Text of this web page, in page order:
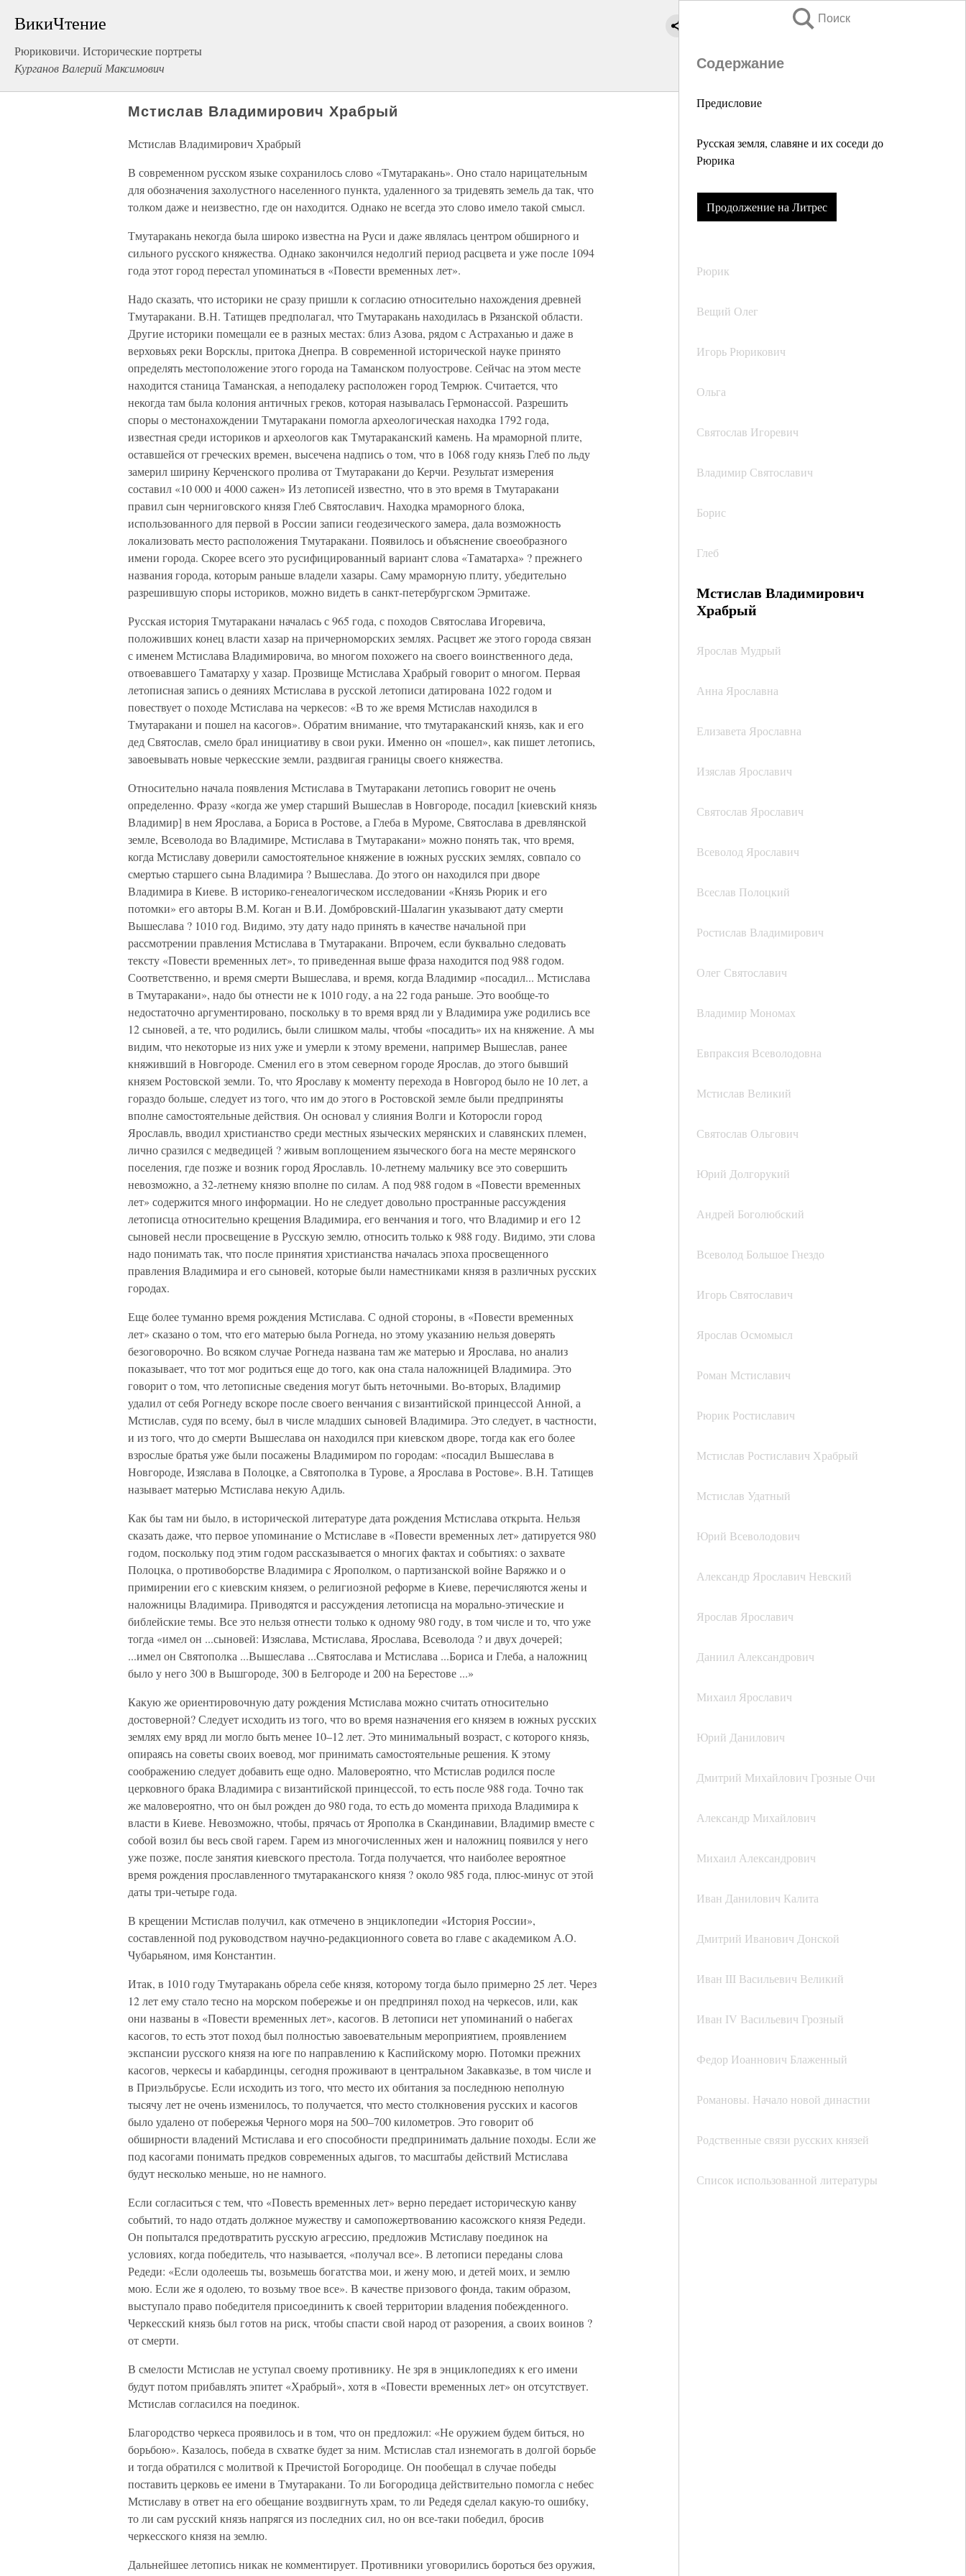
ВикиЧтение
Рюриковичи. Исторические портреты
Курганов Валерий Максимович
Поиск
Содержание
Предисловие
Русская земля, славяне и их соседи до
Рюрика
Продолжение на Литрес
Рюрик
Вещий Олег
Игорь Рюрикович
Ольга
Святослав Игоревич
Владимир Святославич
Борис
Глеб
Мстислав Владимирович
Храбрый
Ярослав Мудрый
Анна Ярославна
Елизавета Ярославна
Изяслав Ярославич
Святослав Ярославич
Всеволод Ярославич
Всеслав Полоцкий
Ростислав Владимирович
Олег Святославич
Владимир Мономах
Евпраксия Всеволодовна
Мстислав Великий
Святослав Ольгович
Юрий Долгорукий
Андрей Боголюбский
Всеволод Большое Гнездо
Игорь Святославич
Ярослав Осмомысл
Роман Мстиславич
Рюрик Ростиславич
Мстислав Ростиславич Храбрый
Мстислав Удатный
Юрий Всеволодович
Александр Ярославич Невский
Ярослав Ярославич
Даниил Александрович
Михаил Ярославич
Юрий Данилович
Дмитрий Михайлович Грозные Очи
Александр Михайлович
Михаил Александрович
Иван Данилович Калита
Дмитрий Иванович Донской
Иван III Васильевич Великий
Иван IV Васильевич Грозный
Федор Иоаннович Блаженный
Романовы. Начало новой династии
Родственные связи русских князей
Список использованной литературы
Мстислав Владимирович Храбрый
Мстислав Владимирович Храбрый
В современном русском языке сохранилось слово «Тмутаракань». Оно стало нарицательным
для обозначения захолустного населенного пункта, удаленного за тридевять земель да так, что
толком даже и неизвестно, где он находится. Однако не всегда это слово имело такой смысл.
Тмутаракань некогда была широко известна на Руси и даже являлась центром обширного и
сильного русского княжества. Однако закончился недолгий период расцвета и уже после 1094
года этот город перестал упоминаться в «Повести временных лет».
Надо сказать, что историки не сразу пришли к согласию относительно нахождения древней
Тмутаракани. В.Н. Татищев предполагал, что Тмутаракань находилась в Рязанской области.
Другие историки помещали ее в разных местах: близ Азова, рядом с Астраханью и даже в
верховьях реки Ворсклы, притока Днепра. В современной исторической науке принято
определять местоположение этого города на Таманском полуострове. Сейчас на этом месте
находится станица Таманская, а неподалеку расположен город Темрюк. Считается, что
некогда там была колония античных греков, которая называлась Гермонассой. Разрешить
споры о местонахождении Тмутаракани помогла археологическая находка 1792 года,
известная среди историков и археологов как Тмутараканский камень. На мраморной плите,
оставшейся от греческих времен, высечена надпись о том, что в 1068 году князь Глеб по льду
замерил ширину Керченского пролива от Тмутаракани до Керчи. Результат измерения
составил «10 000 и 4000 сажен» Из летописей известно, что в это время в Тмутаракани
правил сын черниговского князя Глеб Святославич. Находка мраморного блока,
использованного для первой в России записи геодезического замера, дала возможность
локализовать место расположения Тмутаракани. Появилось и объяснение своеобразного
имени города. Скорее всего это русифицированный вариант слова «Таматарха» ? прежнего
названия города, которым раньше владели хазары. Саму мраморную плиту, убедительно
разрешившую споры историков, можно видеть в санкт-петербургском Эрмитаже.
Русская история Тмутаракани началась с 965 года, с походов Святослава Игоревича,
положивших конец власти хазар на причерноморских землях. Расцвет же этого города связан
с именем Мстислава Владимировича, во многом похожего на своего воинственного деда,
отвоевавшего Таматарху у хазар. Прозвище Мстислава Храбрый говорит о многом. Первая
летописная запись о деяниях Мстислава в русской летописи датирована 1022 годом и
повествует о походе Мстислава на черкесов: «В то же время Мстислав находился в
Тмутаракани и пошел на касогов». Обратим внимание, что тмутараканский князь, как и его
дед Святослав, смело брал инициативу в свои руки. Именно он «пошел», как пишет летопись,
завоевывать новые черкесские земли, раздвигая границы своего княжества.
Относительно начала появления Мстислава в Тмутаракани летопись говорит не очень
определенно. Фразу «когда же умер старший Вышеслав в Новгороде, посадил [киевский князь
Владимир] в нем Ярослава, а Бориса в Ростове, а Глеба в Муроме, Святослава в древлянской
земле, Всеволода во Владимире, Мстислава в Тмутаракани» можно понять так, что время,
когда Мстиславу доверили самостоятельное княжение в южных русских землях, совпало со
смертью старшего сына Владимира ? Вышеслава. До этого он находился при дворе
Владимира в Киеве. В историко-генеалогическом исследовании «Князь Рюрик и его
потомки» его авторы В.М. Коган и В.И. Домбровский-Шалагин указывают дату смерти
Вышеслава ? 1010 год. Видимо, эту дату надо принять в качестве начальной при
рассмотрении правления Мстислава в Тмутаракани. Впрочем, если буквально следовать
тексту «Повести временных лет», то приведенная выше фраза находится под 988 годом.
Соответственно, и время смерти Вышеслава, и время, когда Владимир «посадил... Мстислава
в Тмутаракани», надо бы отнести не к 1010 году, а на 22 года раньше. Это вообще-то
недостаточно аргументировано, поскольку в то время вряд ли у Владимира уже родились все
12 сыновей, а те, что родились, были слишком малы, чтобы «посадить» их на княжение. А мы
видим, что некоторые из них уже и умерли к этому времени, например Вышеслав, ранее
княживший в Новгороде. Сменил его в этом северном городе Ярослав, до этого бывший
князем Ростовской земли. То, что Ярославу к моменту перехода в Новгород было не 10 лет, а
гораздо больше, следует из того, что им до этого в Ростовской земле были предприняты
вполне самостоятельные действия. Он основал у слияния Волги и Которосли город
Ярославль, вводил христианство среди местных языческих мерянских и славянских племен,
лично сразился с медведицей ? живым воплощением языческого бога на месте мерянского
поселения, где позже и возник город Ярославль. 10-летнему мальчику все это совершить
невозможно, а 32-летнему князю вполне по силам. А под 988 годом в «Повести временных
лет» содержится много информации. Но не следует довольно пространные рассуждения
летописца относительно крещения Владимира, его венчания и того, что Владимир и его 12
сыновей несли просвещение в Русскую землю, относить только к 988 году. Видимо, эти слова
надо понимать так, что после принятия христианства началась эпоха просвещенного
правления Владимира и его сыновей, которые были наместниками князя в различных русских
городах.
Еще более туманно время рождения Мстислава. С одной стороны, в «Повести временных
лет» сказано о том, что его матерью была Рогнеда, но этому указанию нельзя доверять
безоговорочно. Во всяком случае Рогнеда названа там же матерью и Ярослава, но анализ
показывает, что тот мог родиться еще до того, как она стала наложницей Владимира. Это
говорит о том, что летописные сведения могут быть неточными. Во-вторых, Владимир
удалил от себя Рогнеду вскоре после своего венчания с византийской принцессой Анной, а
Мстислав, судя по всему, был в числе младших сыновей Владимира. Это следует, в частности,
и из того, что до смерти Вышеслава он находился при киевском дворе, тогда как его более
взрослые братья уже были посажены Владимиром по городам: «посадил Вышеслава в
Новгороде, Изяслава в Полоцке, а Святополка в Турове, а Ярослава в Ростове». В.Н. Татищев
называет матерью Мстислава некую Адиль.
Как бы там ни было, в исторической литературе дата рождения Мстислава открыта. Нельзя
сказать даже, что первое упоминание о Мстиславе в «Повести временных лет» датируется 980
годом, поскольку под этим годом рассказывается о многих фактах и событиях: о захвате
Полоцка, о противоборстве Владимира с Ярополком, о партизанской войне Варяжко и о
примирении его с киевским князем, о религиозной реформе в Киеве, перечисляются жены и
наложницы Владимира. Приводятся и рассуждения летописца на морально-этические и
библейские темы. Все это нельзя отнести только к одному 980 году, в том числе и то, что уже
тогда «имел он ...сыновей: Изяслава, Мстислава, Ярослава, Всеволода ? и двух дочерей;
...имел он Святополка ...Вышеслава ...Святослава и Мстислава ...Бориса и Глеба, а наложниц
было у него 300 в Вышгороде, 300 в Белгороде и 200 на Берестове ...»
Какую же ориентировочную дату рождения Мстислава можно считать относительно
достоверной? Следует исходить из того, что во время назначения его князем в южных русских
землях ему вряд ли могло быть менее 10–12 лет. Это минимальный возраст, с которого князь,
опираясь на советы своих воевод, мог принимать самостоятельные решения. К этому
соображению следует добавить еще одно. Маловероятно, что Мстислав родился после
церковного брака Владимира с византийской принцессой, то есть после 988 года. Точно так
же маловероятно, что он был рожден до 980 года, то есть до момента прихода Владимира к
власти в Киеве. Невозможно, чтобы, прячась от Ярополка в Скандинавии, Владимир вместе с
собой возил бы весь свой гарем. Гарем из многочисленных жен и наложниц появился у него
уже позже, после занятия киевского престола. Тогда получается, что наиболее вероятное
время рождения прославленного тмутараканского князя ? около 985 года, плюс-минус от этой
даты три-четыре года.
В крещении Мстислав получил, как отмечено в энциклопедии «История России»,
составленной под руководством научно-редакционного совета во главе с академиком А.О.
Чубарьяном, имя Константин.
Итак, в 1010 году Тмутаракань обрела себе князя, которому тогда было примерно 25 лет. Через
12 лет ему стало тесно на морском побережье и он предпринял поход на черкесов, или, как
они названы в «Повести временных лет», касогов. В летописи нет упоминаний о набегах
касогов, то есть этот поход был полностью завоевательным мероприятием, проявлением
экспансии русского князя на юге по направлению к Каспийскому морю. Потомки прежних
касогов, черкесы и кабардинцы, сегодня проживают в центральном Закавказье, в том числе и
в Приэльбрусье. Если исходить из того, что место их обитания за последнюю неполную
тысячу лет не очень изменилось, то получается, что место столкновения русских и касогов
было удалено от побережья Черного моря на 500–700 километров. Это говорит об
обширности владений Мстислава и его способности предпринимать дальние походы. Если же
под касогами понимать предков современных адыгов, то масштабы действий Мстислава
будут несколько меньше, но не намного.
Если согласиться с тем, что «Повесть временных лет» верно передает историческую канву
событий, то надо отдать должное мужеству и самопожертвованию касожского князя Редеди.
Он попытался предотвратить русскую агрессию, предложив Мстиславу поединок на
условиях, когда победитель, что называется, «получал все». В летописи переданы слова
Редеди: «Если одолеешь ты, возьмешь богатства мои, и жену мою, и детей моих, и землю
мою. Если же я одолею, то возьму твое все». В качестве призового фонда, таким образом,
выступало право победителя присоединить к своей территории владения побежденного.
Черкесский князь был готов на риск, чтобы спасти свой народ от разорения, а своих воинов ?
от смерти.
В смелости Мстислав не уступал своему противнику. Не зря в энциклопедиях к его имени
будут потом прибавлять эпитет «Храбрый», хотя в «Повести временных лет» он отсутствует.
Мстислав согласился на поединок.
Благородство черкеса проявилось и в том, что он предложил: «Не оружием будем биться, но
борьбою». Казалось, победа в схватке будет за ним. Мстислав стал изнемогать в долгой борьбе
и тогда обратился с молитвой к Пречистой Богородице. Он пообещал в случае победы
поставить церковь ее имени в Тмутаракани. То ли Богородица действительно помогла с небес
Мстиславу в ответ на его обещание воздвигнуть храм, то ли Редедя сделал какую-то ошибку,
то ли сам русский князь напрягся из последних сил, но он все-таки победил, бросив
черкесского князя на землю.
Дальнейшее летопись никак не комментирует. Противники уговорились бороться без оружия,